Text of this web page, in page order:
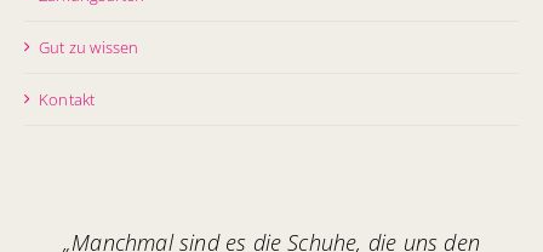
Gut zu wissen
Kontakt
„Manchmal sind es die Schuhe, die uns den